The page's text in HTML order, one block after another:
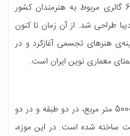
گالری مربوط به هنرمندان خارجی و 6 گالری مربوط به هنرمندان کشور
طراحی شد. از آن زمان تا کنون
هنرهای تجسمی آغازکرد و در
معماری نوین ایران است.
موزه هنرهای معاصر تهران با وسعت 5000 متر مربع، در دو طبقه و در دو
ساخته شده است. در این موزه،